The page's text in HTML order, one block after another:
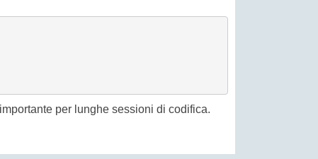
per lunghe sessioni di codifica.